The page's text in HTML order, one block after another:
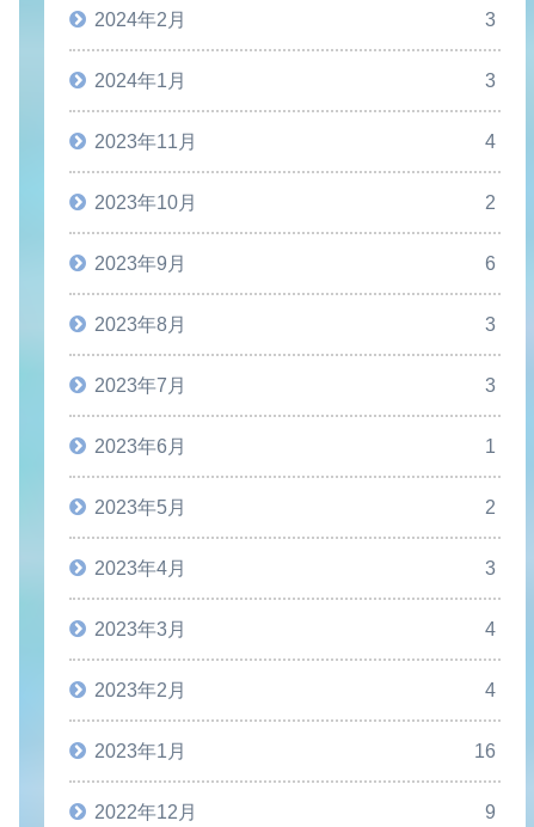
2024年2月 3
2024年1月 3
2023年11月 4
2023年10月 2
2023年9月 6
2023年8月 3
2023年7月 3
2023年6月 1
2023年5月 2
2023年4月 3
2023年3月 4
2023年2月 4
2023年1月 16
2022年12月 9